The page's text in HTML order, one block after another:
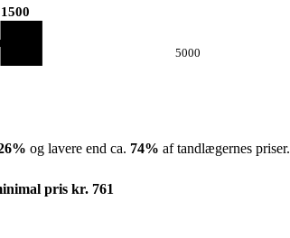
1500
5000
% og lavere end ca. 74% af tandlægernes priser.
pris kr. 761